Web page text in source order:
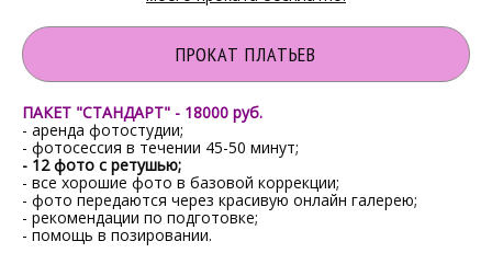
ПРОКАТ ПЛАТЬЕВ
ПАКЕТ "СТАНДАРТ" - 18000 руб.
- аренда фотостудии;
- фотосессия в течении 45-50 минут;
- 12 фото с ретушью;
- все хорошие фото в базовой коррекции;
- фото передаются через красивую онлайн галерею;
- рекомендации по подготовке;
- помощь в позировании.